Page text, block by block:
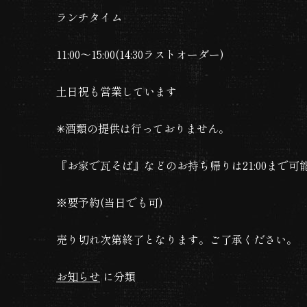
ランチタイム
11:00〜15:00(14:30ラストオーダー)
土日祝も営業しています
✳︎酒類の提供は行っておりません。
『お家で瓦そば』などのお持ち帰りは21:00まで可
※要予約(当日でも可)
売り切れ次第終了となります。ご了承ください。
お知らせ に分類